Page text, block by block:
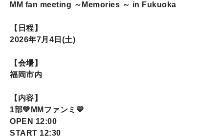
MM fan meeting ～Memories ～ in Fukuoka
【日程】
2026年7月4日(土)
【会場】
福岡市内
【内容】
1部💚MMファンミ💛
OPEN 12:00
START 12:30